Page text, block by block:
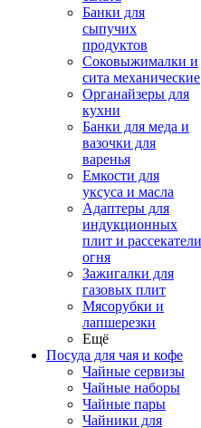
Банки для
сыпучих
продуктов
Соковыжималки и
сита механические
Органайзеры для
кухни
Банки для меда и
вазочки для
варенья
Емкости для
уксуса и масла
Адаптеры для
индукционных
плит и рассекатели
огня
Зажигалки для
газовых плит
Мясорубки и
лапшерезки
Ещё
Посуда для чая и кофе
Чайные сервизы
Чайные наборы
Чайные пары
Чайники для